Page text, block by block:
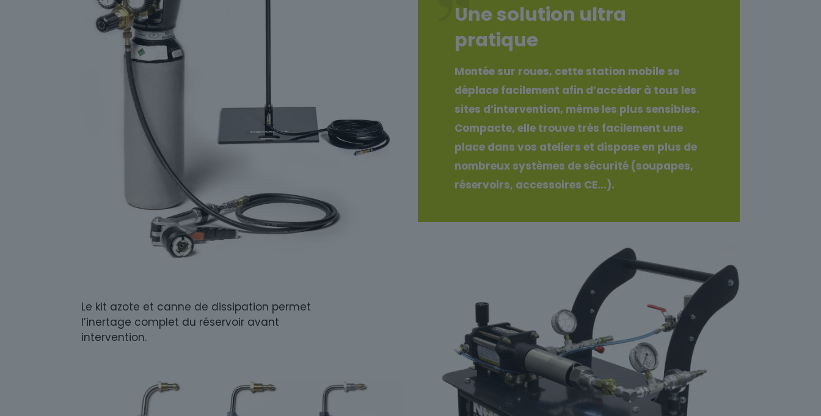
Le kit azote et canne de dissipation permet
l’inertage complet du réservoir avant
intervention.
Une solution ultra
pratique
Montée sur roues, cette station mobile se
déplace facilement afin d’accéder à tous les
sites d’intervention, même les plus sensibles.
Compacte, elle trouve très facilement une
place dans vos ateliers et dispose en plus de
nombreux systèmes de sécurité (soupapes,
réservoirs, accessoires CE...).